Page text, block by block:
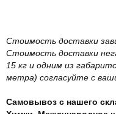
Стоимость доставки
Стоимость доставки
15 кг и одним из
метра) согласуйте с
Самовывоз с нашего